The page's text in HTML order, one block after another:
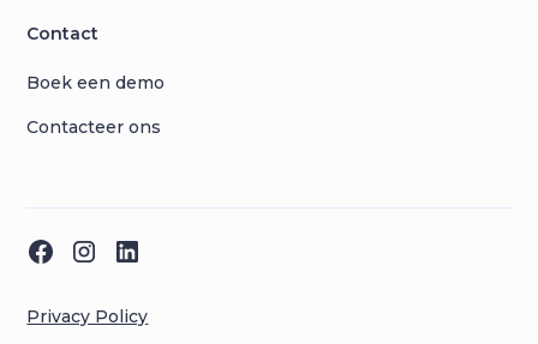
Contact
Boek een demo
Contacteer ons
Privacy Policy